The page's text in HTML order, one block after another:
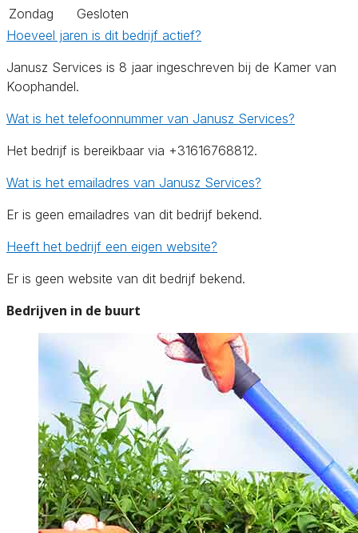
Zondag
Gesloten
Hoeveel jaren is dit bedrijf actief?
Janusz Services is 8 jaar ingeschreven bij de Kamer van
Koophandel.
Wat is het telefoonnummer van Janusz Services?
Het bedrijf is bereikbaar via +31616768812.
Wat is het emailadres van Janusz Services?
Er is geen emailadres van dit bedrijf bekend.
Heeft het bedrijf een eigen website?
Er is geen website van dit bedrijf bekend.
Bedrijven in de buurt